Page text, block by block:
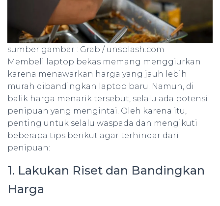
sumber gambar : Grab / unsplash.com
Membeli laptop bekas memang menggiurkan
karena menawarkan harga yang jauh lebih
murah dibandingkan laptop baru. Namun, di
balik harga menarik tersebut, selalu ada potensi
penipuan yang mengintai. Oleh karena itu,
penting untuk selalu waspada dan mengikuti
beberapa tips berikut agar terhindar dari
penipuan:
1. Lakukan Riset dan Bandingkan
Harga